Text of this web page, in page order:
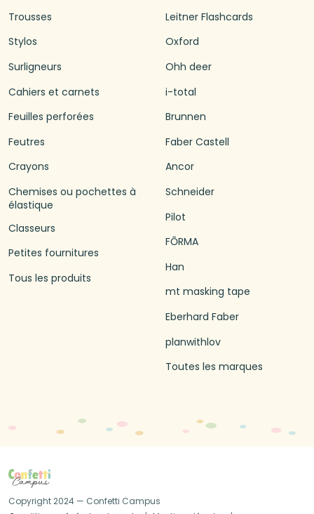
Trousses
Stylos
Surligneurs
Cahiers et carnets
Feuilles perforées
Feutres
Crayons
Chemises ou pochettes à
élastique
Classeurs
Petites fournitures
Tous les produits
Leitner Flashcards
Oxford
Ohh deer
i-total
Brunnen
Faber Castell
Ancor
Schneider
Pilot
FŌRMA
Han
mt masking tape
Eberhard Faber
planwithlov
Toutes les marques
Copyright 2024 — Confetti Campus